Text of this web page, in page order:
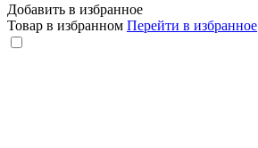
Добавить в избранное
Товар в избранном Перейти в избранное